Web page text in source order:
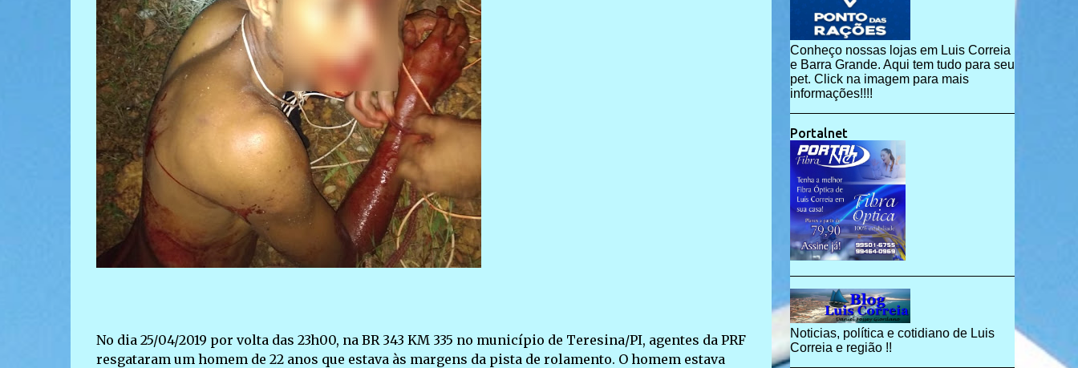
No dia 25/04/2019 por volta das 23h00, na BR 343 KM 335 no município de Teresina/PI, agentes da PRF
resgataram um homem de 22 anos que estava às margens da pista de rolamento. O homem estava
Conheço nossas lojas em Luis Correia
e Barra Grande. Aqui tem tudo para seu
pet. Click na imagem para mais
informações!!!!
Portalnet
Noticias, política e cotidiano de Luis
Correia e região !!